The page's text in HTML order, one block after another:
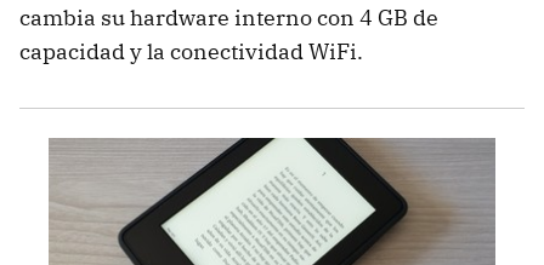
cambia su hardware interno con 4 GB de
capacidad y la conectividad WiFi.